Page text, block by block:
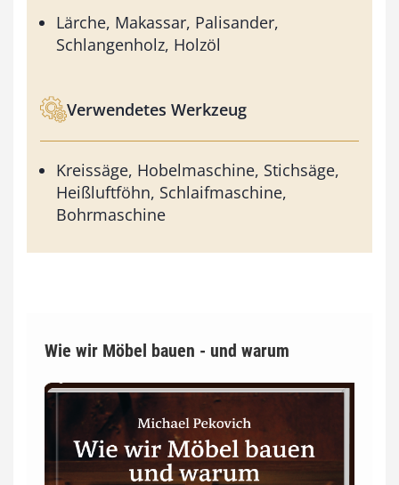
Lärche, Makassar, Palisander,
Schlangenholz, Holzöl
Verwendetes Werkzeug
Kreissäge, Hobelmaschine, Stichsäge,
Heißluftföhn, Schlaifmaschine,
Bohrmaschine
Wie wir Möbel bauen - und warum